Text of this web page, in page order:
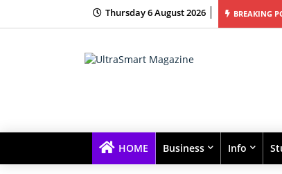
Thursday 6 August 2026 BREAKING
Bimbingan Belajar Terbaik dengan Kelas Kecil dan Fokus Tinggi
HOME Business Info